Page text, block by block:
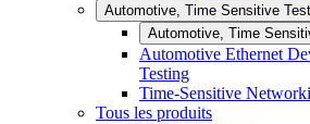
Automotive, Time Sensitive
Automotive, Time
Automotive Ethernet
Testing
Time-Sensitive
Tous les produits